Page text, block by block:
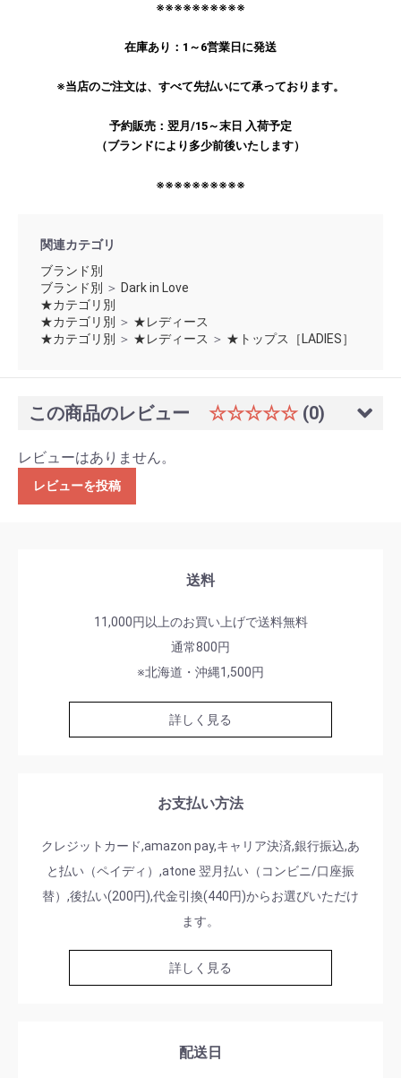
※※※※※※※※※※
在庫あり：1～6営業日に発送
※当店のご注文は、すべて先払いにて承っております。
予約販売：翌月/15～末日 入荷予定
（ブランドにより多少前後いたします）
※※※※※※※※※※
関連カテゴリ
ブランド別
ブランド別 ＞ Dark in Love
★カテゴリ別
★カテゴリ別 ＞ ★レディース
★カテゴリ別 ＞ ★レディース ＞ ★トップス［LADIES］
この商品のレビュー ☆☆☆☆☆ (0)
レビューはありません。
レビューを投稿
送料
11,000円以上のお買い上げで送料無料
通常800円
※北海道・沖縄1,500円
詳しく見る
お支払い方法
クレジットカード,amazon pay,キャリア決済,銀行振込,あ
と払い（ペイディ）,atone 翌月払い（コンビニ/口座振
替）,後払い(200円),代金引換(440円)からお選びいただけ
ます。
詳しく見る
配送日